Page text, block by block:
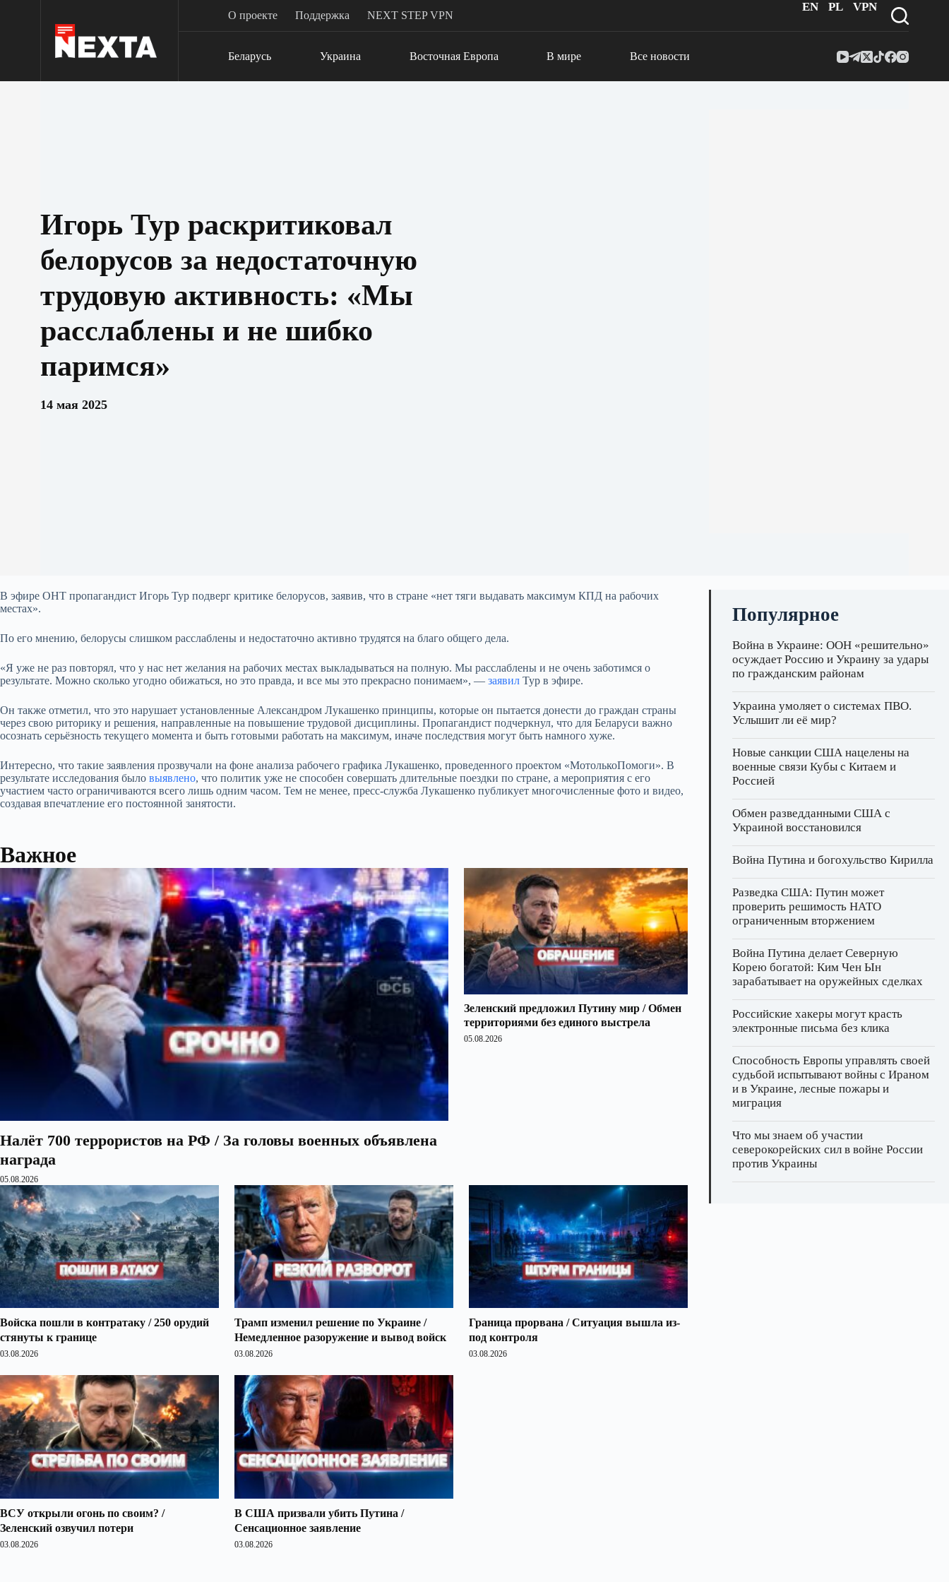
О проекте Поддержка NEXT STEP VPN
EN PL VPN
Беларусь Украина Восточная Европа В мире Все новости
Игорь Тур раскритиковал
белорусов за недостаточную
трудовую активность: «Мы
расслаблены и не шибко
паримся»
14 мая 2025
В эфире ОНТ пропагандист Игорь Тур подверг критике белорусов, заявив, что в стране «нет тяги выдавать максимум КПД на рабочих
местах».
По его мнению, белорусы слишком расслаблены и недостаточно активно трудятся на благо общего дела.
«Я уже не раз повторял, что у нас нет желания на рабочих местах выкладываться на полную. Мы расслаблены и не очень заботимся о
результате. Можно сколько угодно обижаться, но это правда, и все мы это прекрасно понимаем», — заявил Тур в эфире.
Он также отметил, что это нарушает установленные Александром Лукашенко принципы, которые он пытается донести до граждан страны
через свою риторику и решения, направленные на повышение трудовой дисциплины. Пропагандист подчеркнул, что для Беларуси важно
осознать серьёзность текущего момента и быть готовыми работать на максимум, иначе последствия могут быть намного хуже.
Интересно, что такие заявления прозвучали на фоне анализа рабочего графика Лукашенко, проведенного проектом «МотолькоПомоги». В
результате исследования было выявлено, что политик уже не способен совершать длительные поездки по стране, а мероприятия с его
участием часто ограничиваются всего лишь одним часом. Тем не менее, пресс-служба Лукашенко публикует многочисленные фото и видео,
создавая впечатление его постоянной занятости.
Важное
Налёт 700 террористов на РФ / За головы военных объявлена
награда
05.08.2026
Зеленский предложил Путину мир / Обмен
территориями без единого выстрела
05.08.2026
Войска пошли в контратаку / 250 орудий
стянуты к границе
03.08.2026
Трамп изменил решение по Украине /
Немедленное разоружение и вывод войск
03.08.2026
Граница прорвана / Ситуация вышла из-
под контроля
03.08.2026
ВСУ открыли огонь по своим? /
Зеленский озвучил потери
03.08.2026
В США призвали убить Путина /
Сенсационное заявление
03.08.2026
Популярное
Война в Украине: ООН «решительно»
осуждает Россию и Украину за удары
по гражданским районам
Украина умоляет о системах ПВО.
Услышит ли её мир?
Новые санкции США нацелены на
военные связи Кубы с Китаем и
Россией
Обмен разведданными США с
Украиной восстановился
Война Путина и богохульство Кирилла
Разведка США: Путин может
проверить решимость НАТО
ограниченным вторжением
Война Путина делает Северную
Корею богатой: Ким Чен Ын
зарабатывает на оружейных сделках
Российские хакеры могут красть
электронные письма без клика
Способность Европы управлять своей
судьбой испытывают войны с Ираном
и в Украине, лесные пожары и
миграция
Что мы знаем об участии
северокорейских сил в войне России
против Украины